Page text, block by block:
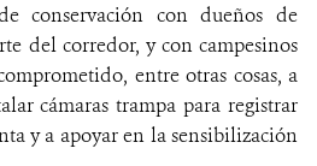
conservación con dueños de
del corredor, y con campesinos
entre otras cosas, a
cámaras trampa para registrar
y a apoyar en la sensibilización